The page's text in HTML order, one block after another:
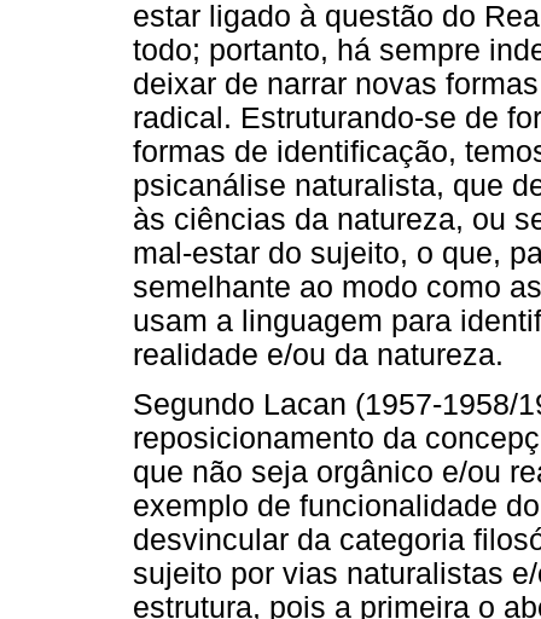
estar ligado à questão do
todo; portanto, há sempre
deixar de narrar novas
radical. Estruturando-se de
formas de identificação,
psicanálise naturalista, que
às ciências da natureza, ou
mal-estar do sujeito, o que,
semelhante ao modo como
usam a linguagem para
realidade e/ou da natureza.
Segundo Lacan (1957-1958/
reposicionamento da
que não seja orgânico e/ou
exemplo de funcionalidade
desvincular da categoria
sujeito por vias naturalistas
estrutura, pois a primeira o